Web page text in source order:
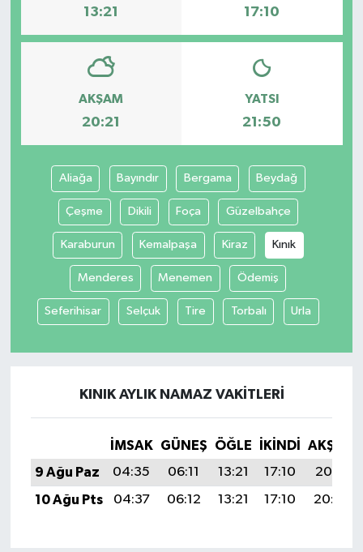
13:21 17:10
AKŞAM
20:21
YATSI
21:50
Aliağa Bayındır Bergama Beydağ
Çeşme Dikili Foça Güzelbahçe
Karaburun Kemalpaşa Kiraz Kınık
Menderes Menemen Ödemiş
Seferihisar Selçuk Tire Torbalı Urla
KINIK AYLIK NAMAZ VAKITLERI
İMSAK GÜNEŞ ÖĞLE İKINDI
AKŞAM
9 Ağu Paz
04:35 06:11 13:21 17:10
20:21
10 Ağu Pts
04:37 06:12 13:21 17:10 20:20